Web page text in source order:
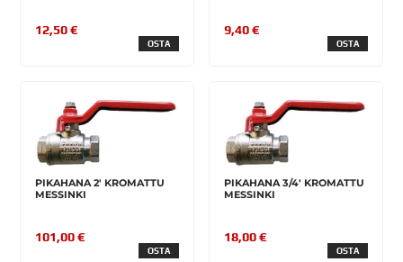
12,50 €
OSTA
9,40 €
OSTA
PIKAHANA 2' KROMATTU
MESSINKI
101,00 €
OSTA
PIKAHANA 3/4' KROMATTU
MESSINKI
18,00 €
OSTA